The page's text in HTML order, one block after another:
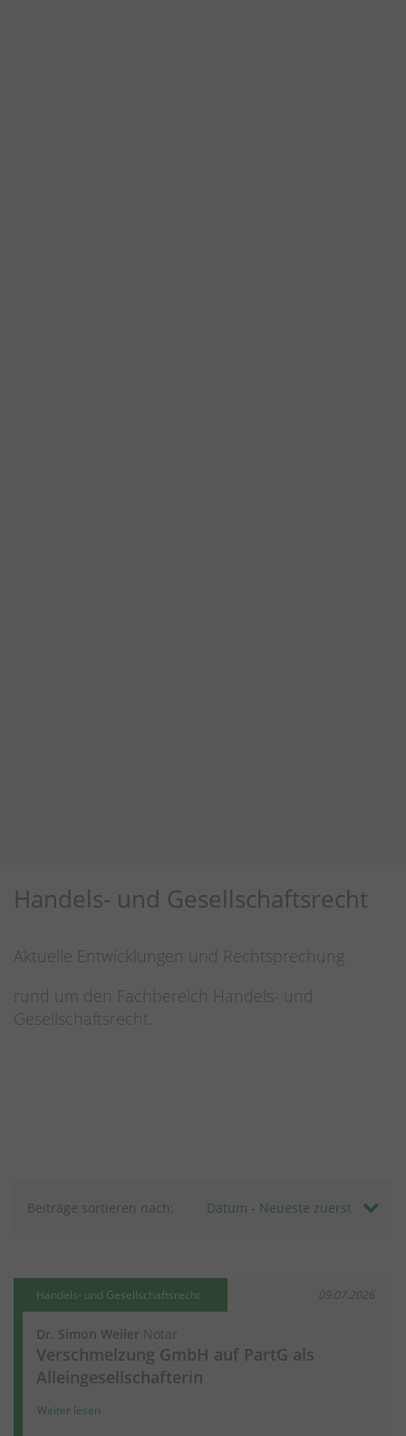
Handels- und Gesellschaftsrecht
Aktuelle Entwicklungen und Rechtsprechung
rund um den Fachbereich Handels- und
Gesellschaftsrecht.
Beiträge sortieren nach:
Handels- und Gesellschaftsrecht 09.07.2026
Dr. Simon Weiler Notar
Verschmelzung GmbH auf PartG als
Alleingesellschafterin
Weiter lesen